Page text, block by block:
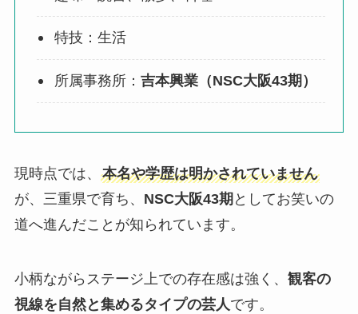
特技：生活
所属事務所：吉本興業（NSC大阪43期）
現時点では、 本名や学歴は明かされていません
が、三重県で育ち、 NSC大阪43期 としてお笑いの
道へ進んだことが知られています。
小柄ながらステージ上での存在感は強く、 観客の
視線を自然と集めるタイプの芸人です。